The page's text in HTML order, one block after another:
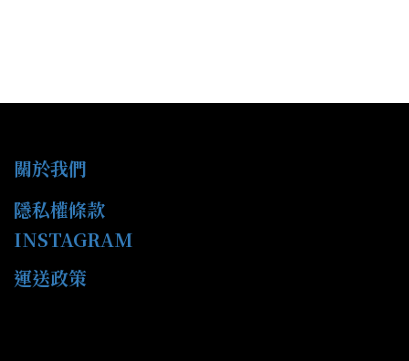
關於我們
隱私權條款
INSTAGRAM
運送政策